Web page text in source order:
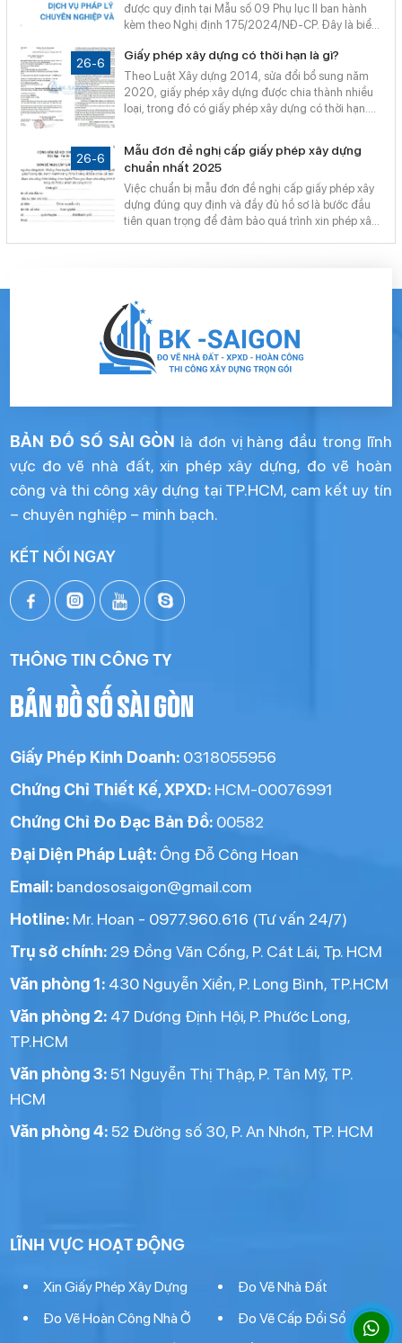
được quy định tại Mẫu số 09 Phụ lục II ban hành
kèm theo Nghị định 175/2024/NĐ-CP. Đây là biểu
nhà ở riêng lẻ, áp dụng trên toàn quốc kể từ năm
2025.
26-6
Giấy phép xây dựng có thời hạn là gì?
Theo Luật Xây dựng 2014, sửa đổi bổ sung năm
2020, giấy phép xây dựng được chia thành nhiều
loại, trong đó có giấy phép xây dựng có thời hạn.
triển khai. Vậy cụ thể giấy phép xây dựng có thời
hạn là gì và có những điểm nào cần lưu ý?
26-6
Mẫu đơn đề nghị cấp giấy phép xây dựng
chuẩn nhất 2025
Việc chuẩn bị mẫu đơn đề nghị cấp giấy phép xây
dựng đúng quy định và đầy đủ hồ sơ là bước đầu
tiên quan trọng để đảm bảo quá trình xin phép xây
BẢN ĐỒ SỐ SÀI GÒN là đơn vị hàng đầu trong lĩnh
vực đo vẽ nhà đất, xin phép xây dựng, đo vẽ hoàn
công và thi công xây dựng tại TP.HCM, cam kết uy tín
– chuyên nghiệp – minh bạch.
KẾT NỐI NGAY
THÔNG TIN CÔNG TY
BẢN ĐỒ SỐ SÀI GÒN
Giấy Phép Kinh Doanh: 0318055956
Chứng Chỉ Thiết Kế, XPXD: HCM-00076991
Chứng Chỉ Đo Đạc Bản Đồ: 00582
Đại Diện Pháp Luật: Ông Đỗ Công Hoan
Email: bandososaigon@gmail.com
Hotline: Mr. Hoan - 0977.960.616 (Tư vấn 24/7)
Trụ sở chính: 29 Đồng Văn Cống, P. Cát Lái, Tp. HCM
Văn phòng 1: 430 Nguyễn Xiển, P. Long Bình, TP.HCM
Văn phòng 2: 47 Dương Định Hội, P. Phước Long,
TP.HCM
Văn phòng 3: 51 Nguyễn Thị Thập, P. Tân Mỹ, TP.
HCM
Văn phòng 4: 52 Đường số 30, P. An Nhơn, TP. HCM
LĨNH VỰC HOẠT ĐỘNG
Xin Giấy Phép Xây Dựng
Đo Vẽ Nhà Đất
Đo Vẽ Hoàn Công Nhà Ở
Đo Vẽ Cấp Đổi Sổ